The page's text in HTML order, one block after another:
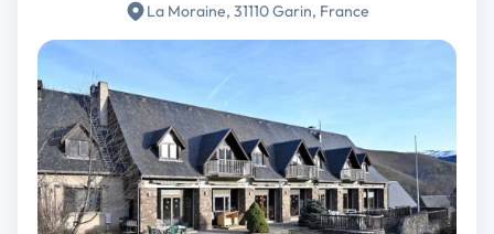
La Moraine, 31110 Garin, France